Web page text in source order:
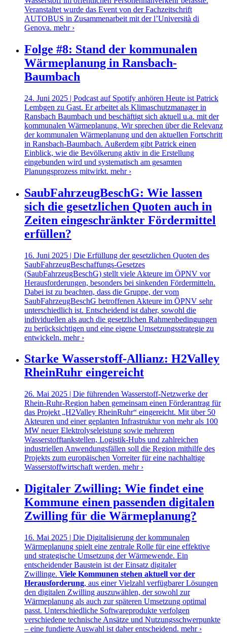
Veranstaltet wurde das Event von der Fachzeitschrift
AUTOBUS in Zusammenarbeit mit der l’Università di
Genova. mehr ›
Folge #8: Stand der kommunalen
Wärmeplanung in Ransbach-
Baumbach
24. Juni 2025 | Podcast auf Spotify anhören Heute ist Patrick
Lembgen zu Gast. Er arbeitet als Klimaschutzmanager in
Ransbach Baumbach und beschäftigt sich aktuell u.a. mit der
kommunalen Wärmeplanung. Wir sprechen über die Relevanz
der kommunalen Wärmeplanung und den aktuellen Fortschritt
in Ransbach-Baumbach. Außerdem gibt Patrick einen
Einblick, wie die Bevölkerung aktiv in die Erstellung
eingebunden wird und systematisch am gesamten
Planungsprozess mitwirkt. mehr ›
SaubFahrzeugBeschG: Wie lassen
sich die gesetzlichen Quoten auch in
Zeiten eingeschränkter Fördermittel
erfüllen?
16. Juni 2025 | Die Erfüllung der gesetzlichen Quoten des
SaubFahrzeugBeschaffungs-Gesetzes
(SaubFahrzeugBeschG) stellt viele Akteure im ÖPNV vor
Herausforderungen, besonders bei sinkenden Fördermitteln.
Dabei ist zu beachten, dass die Gruppe, der vom
SaubFahrzeugBeschG betroffenen Akteure im ÖPNV sehr
unterschiedlich ist. Entscheidend ist daher, sowohl die
individuellen als auch die gesetzlichen Rahmenbedingungen
zu berücksichtigen und eine eigene Umsetzungsstrategie zu
entwickeln. mehr ›
Starke Wasserstoff-Allianz: H2Valley
RheinRuhr eingereicht
26. Mai 2025 | Die führenden Wasserstoff-Netzwerke der
Rhein-Ruhr-Region haben gemeinsam einen Förderantrag für
das Projekt „H2Valley RheinRuhr“ eingereicht. Mit über 50
Akteuren und einer geplanten Infrastruktur von mehr als 100
MW neuer Elektrolyseleistung sowie mehreren
Wasserstofftankstellen, Logistik-Hubs und zahlreichen
industriellen Anwendungsfällen soll die Region mithilfe des
Projekts zum europäischen Vorreiter für eine nachhaltige
Wasserstoffwirtschaft werden. mehr ›
Digitaler Zwilling: Wie findet eine
Kommune einen passenden digitalen
Zwilling für die Wärmeplanung?
16. Mai 2025 | Die Digitalisierung der kommunalen
Wärmeplanung spielt eine zentrale Rolle für eine effektive
und strategische Umsetzung der Wärmewende. Ein
entscheidender Baustein ist der Einsatz digitaler
Zwillinge. Viele Kommunen stehen aktuell vor der
Herausforderung, aus einer Vielzahl verfügbarer Lösungen
den digitalen Zwilling auszuwählen, der sowohl zur
Wärmeplanung als auch zur späteren Umsetzung optimal
passt. Unterschiedliche Softwareprodukte verfolgen
verschiedene technische Ansätze und Nutzungsschwerpunkte
– eine fundierte Auswahl ist daher entscheidend. mehr ›